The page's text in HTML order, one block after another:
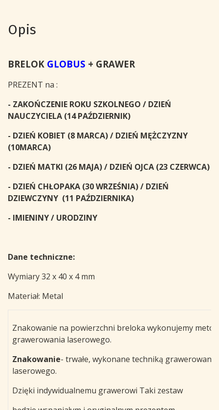
Opis
BRELOK GLOBUS + GRAWER
PREZENT na :
- ZAKOŃCZENIE ROKU SZKOLNEGO / DZIEŃ
NAUCZYCIELA (14 PAŹDZIERNIK)
- DZIEŃ KOBIET (8 MARCA) / DZIEŃ MĘŻCZYZNY
(10MARCA)
- DZIEŃ MATKI (26 MAJA) / DZIEŃ OJCA (23 CZERWCA)
- DZIEŃ CHŁOPAKA (30 WRZEŚNIA) / DZIEŃ
DZIEWCZYNY (11 PAŹDZIERNIKA)
- IMIENINY / URODZINY
Dane techniczne:
Wymiary 32 x 40 x 4 mm
Materiał: Metal
Znakowanie na powierzchni breloka wykonujemy
grawerowania laserowego.
Znakowanie- trwałe, wykonane techniką grawerowania
laserowego.
Dzięki indywidualnemu grawerowi Taki zestaw